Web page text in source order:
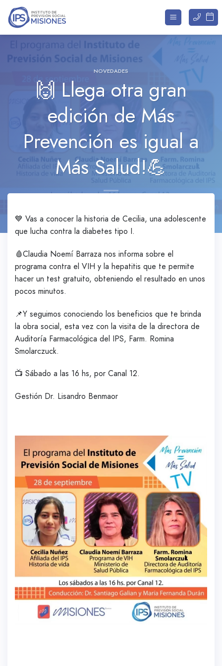
Saltar
contenido
NOVEDADES
🙌 Llega otra gran
edición de Más
Prevención es igual a
Más Salud!💪
💙 Vas a conocer la historia de Cecilia, una adolescente
que lucha contra la diabetes tipo I.
🩸Claudia Noemí Barraza nos informa sobre el
programa contra el VIH y la hepatitis que te permite
hacer un test gratuito, obteniendo el resultado en unos
pocos minutos.
📌Y seguimos conociendo los beneficios que te brinda
la obra social, esta vez con la visita de la directora de
Auditoría Farmacológica del IPS, Farm. Romina
Smolarczuck.
📺 Sábado a las 16 hs, por Canal 12.
Gestión Dr. Lisandro Benmaor